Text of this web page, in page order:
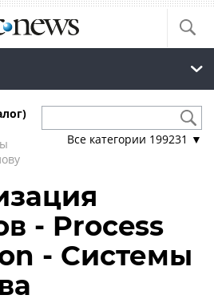
Все категории 199231 ▼
- Process
- Системы